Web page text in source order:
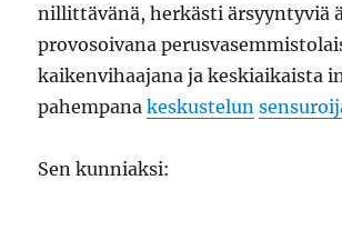
nillittävänä, herkästi ärsyyntyviä
provosoivana
kaikenvihaajana ja keskiaikaista
pahempanakeskustelun
Sen kunniaksi: